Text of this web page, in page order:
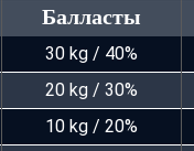
Балласты
30 kg / 40%
20 kg / 30%
10 kg / 20%